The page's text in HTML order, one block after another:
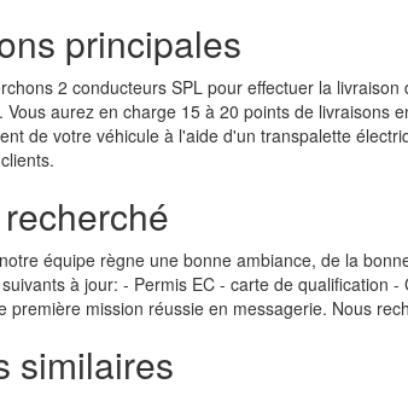
principales
2 conducteurs SPL pour effectuer la
Vous aurez en charge 15 à 20 points de livraisons
de votre véhicule à l'aide d'un transpalette
équipe règne une bonne ambiance, de la
à jour: - Permis EC - carte de qualification
première mission réussie en messagerie. Nous
similaires